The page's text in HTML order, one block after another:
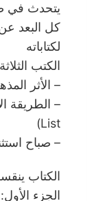
يتحدث في
كل البعد
لكتاباته
الكتب
– الأثر
List)
– صباح
الكتاب
الجزء